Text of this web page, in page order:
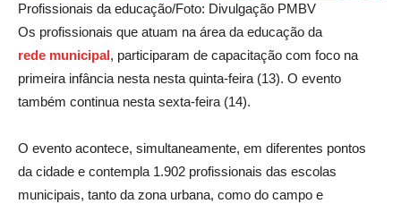
Profissionais da educação/Foto: Divulgação PMBV
Os profissionais que atuam na área da educação da
rede municipal, participaram de capacitação com foco na
primeira infância nesta nesta quinta-feira (13). O evento
também continua nesta sexta-feira (14).
O evento acontece, simultaneamente, em diferentes pontos
da cidade e contempla 1.902 profissionais das escolas
municipais, tanto da zona urbana, como do campo e